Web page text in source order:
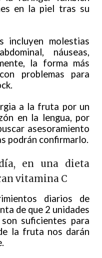
en la piel tras su
incluyen molestias
náuseas,
la forma más
problemas para
a la fruta por un
en la lengua, por
asesoramiento
podrán confirmarlo.
en una dieta
vitamina C
diarios de
de que 2 unidades
suficientes para
la fruta nos darán